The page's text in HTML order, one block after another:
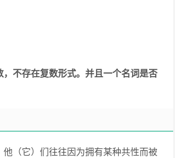
不存在复数形式。并且一个名词是否
（它）们往往因为拥有某种共性而被